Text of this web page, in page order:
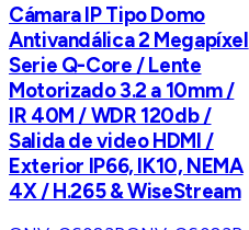
Cámara IP Tipo Domo
Antivandálica 2 Megapíxel
Serie Q-Core / Lente
Motorizado 3.2 a 10mm /
IR 40M / WDR 120db /
Salida de video HDMI /
Exterior IP66, IK10, NEMA
4X / H.265 & WiseStream